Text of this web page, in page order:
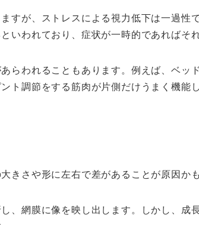
すが、ストレスによる視力低下は一過性
いわれており、症状が一時的であればそ
らわれることもあります。例えば、ベッ
ト調節をする筋肉が片側だけうまく機能
きさや形に左右で差があることが原因か
、網膜に像を映し出します。しかし、成